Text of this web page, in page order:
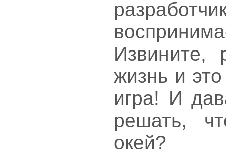
Извините,
жизнь и
игра! И
решать,
окей?